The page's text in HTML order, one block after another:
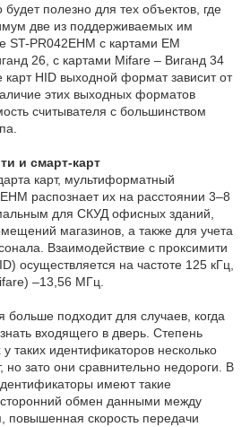
будет полезно для тех объектов, где
две из поддерживаемых им
ST-PR042EHM с картами EM
26, с картами Mifare – Виганд 34
карт HID выходной формат зависит от
этих выходных форматов
считывателя с большинством
и смарт-карт
карт, мультиформатный
распознает их на расстоянии 3–8
для СКУД офисных зданий,
магазинов, а также для учета
Взаимодействие с проксимити
осуществляется на частоте 125 кГц,
–13,56 МГц.
больше подходит для случаев, когда
входящего в дверь. Степень
таких идентификаторов несколько
но зато они сравнительно недороги. В
имеют такие
обмен данными между
повышенная скорость передачи